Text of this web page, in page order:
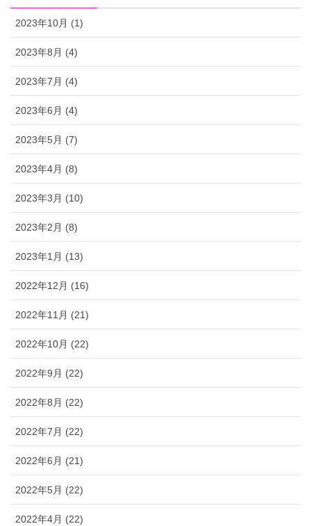
2023年10月 (1)
2023年8月 (4)
2023年7月 (4)
2023年6月 (4)
2023年5月 (7)
2023年4月 (8)
2023年3月 (10)
2023年2月 (8)
2023年1月 (13)
2022年12月 (16)
2022年11月 (21)
2022年10月 (22)
2022年9月 (22)
2022年8月 (22)
2022年7月 (22)
2022年6月 (21)
2022年5月 (22)
2022年4月 (22)